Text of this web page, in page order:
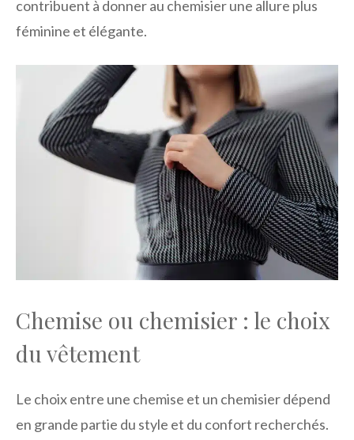
contribuent à donner au chemisier une allure plus
féminine et élégante.
Chemise ou chemisier : le choix
du vêtement
Le choix entre une chemise et un chemisier dépend
en grande partie du style et du confort recherchés.